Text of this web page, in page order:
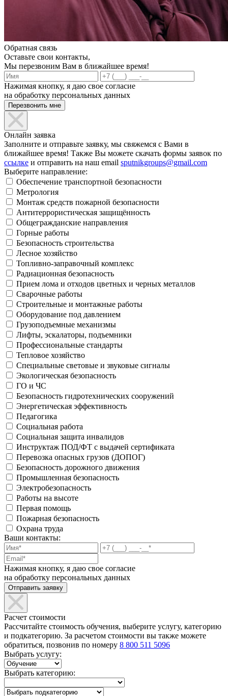
Обратная связь
Оставьте свои контакты,
Мы перезвоним Вам в ближайшее время!
Нажимая кнопку, я даю свое согласие
на обработку персональных данных
Онлайн заявка
Заполните и отправьте заявку, мы свяжемся с Вами в
ближайшее время! Также Вы можете скачать формы заявок по
ссылке и отправить на наш email sputnikgroups@gmail.com
Выберите направление:
Обеспечение транспортной безопасности
Метрология
Монтаж средств пожарной безопасности
Антитеррористическая защищённость
Общегражданские направления
Горные работы
Безопасность строительства
Лесное хозяйство
Топливно-заправочный комплекс
Радиационная безопасность
Прием лома и отходов цветных и черных металлов
Сварочные работы
Строительные и монтажные работы
Оборудование под давлением
Грузоподъемные механизмы
Лифты, эскалаторы, подъемники
Профессиональные стандарты
Тепловое хозяйство
Специальные световые и звуковые сигналы
Экологическая безопасность
ГО и ЧС
Безопасность гидротехнических сооружений
Энергетическая эффективность
Педагогика
Социальная работа
Социальная защита инвалидов
Инструктаж ПОД/ФТ с выдачей сертификата
Перевозка опасных грузов (ДОПОГ)
Безопасность дорожного движения
Промышленная безопасность
Электробезопасность
Работы на высоте
Первая помощь
Пожарная безопасность
Охрана труда
Ваши контакты:
Нажимая кнопку, я даю свое согласие
на обработку персональных данных
Расчет стоимости
Рассчитайте стоимость обучения, выберите услугу, категорию
и подкатегорию. За расчетом стоимости вы также можете
обратиться, позвонив по номеру 8 800 511 5096
Выбрать услугу:
Выбрать категорию: